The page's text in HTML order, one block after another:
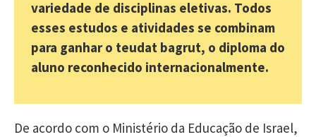
variedade de disciplinas eletivas. Todos
esses estudos e atividades se combinam
para ganhar o teudat bagrut, o diploma do
aluno reconhecido internacionalmente.
De acordo com o Ministério da Educação de Israel,